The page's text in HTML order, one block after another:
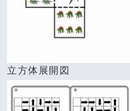
立方体展開図